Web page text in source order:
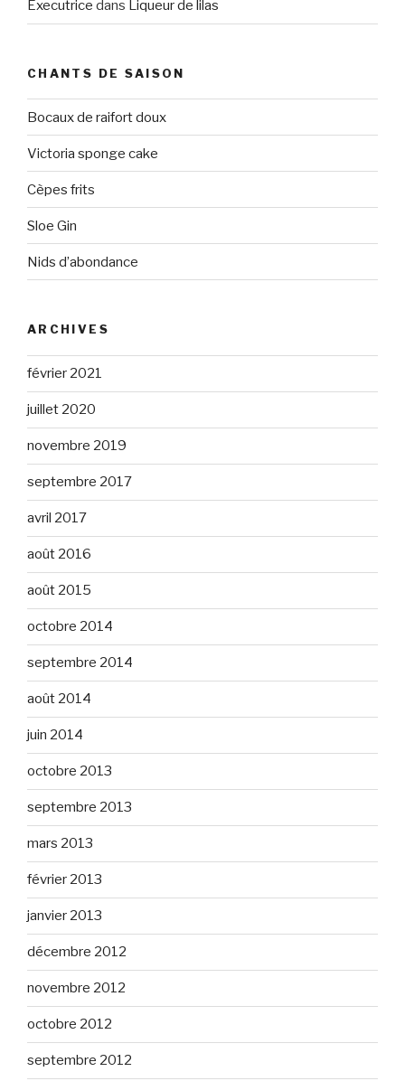
Executrice dans Liqueur de lilas
CHANTS DE SAISON
Bocaux de raifort doux
Victoria sponge cake
Cèpes frits
Sloe Gin
Nids d’abondance
ARCHIVES
février 2021
juillet 2020
novembre 2019
septembre 2017
avril 2017
août 2016
août 2015
octobre 2014
septembre 2014
août 2014
juin 2014
octobre 2013
septembre 2013
mars 2013
février 2013
janvier 2013
décembre 2012
novembre 2012
octobre 2012
septembre 2012